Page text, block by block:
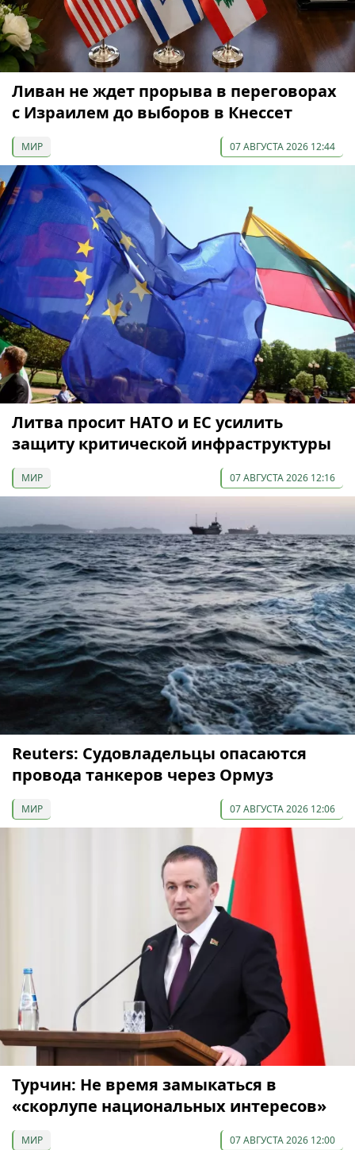
Ливан не ждет прорыва в переговорах
с Израилем до выборов в Кнессет
МИР 07 АВГУСТА 2026 12:44
Литва просит НАТО и ЕС усилить
защиту критической инфраструктуры
МИР 07 АВГУСТА 2026 12:16
Reuters: Судовладельцы опасаются
провода танкеров через Ормуз
МИР 07 АВГУСТА 2026 12:06
Турчин: Не время замыкаться в
«скорлупе национальных интересов»
МИР 07 АВГУСТА 2026 12:00